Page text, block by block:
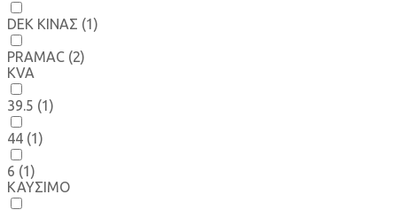
DEK ΚΙΝΑΣ (1)
PRAMAC (2)
KVA
39.5 (1)
44 (1)
6 (1)
ΚΑΥΣΙΜΟ